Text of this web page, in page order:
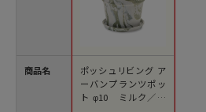
商品名
ポッシュリビング ア
ーバンプランツポッ
ト φ10 ミルク／ピ